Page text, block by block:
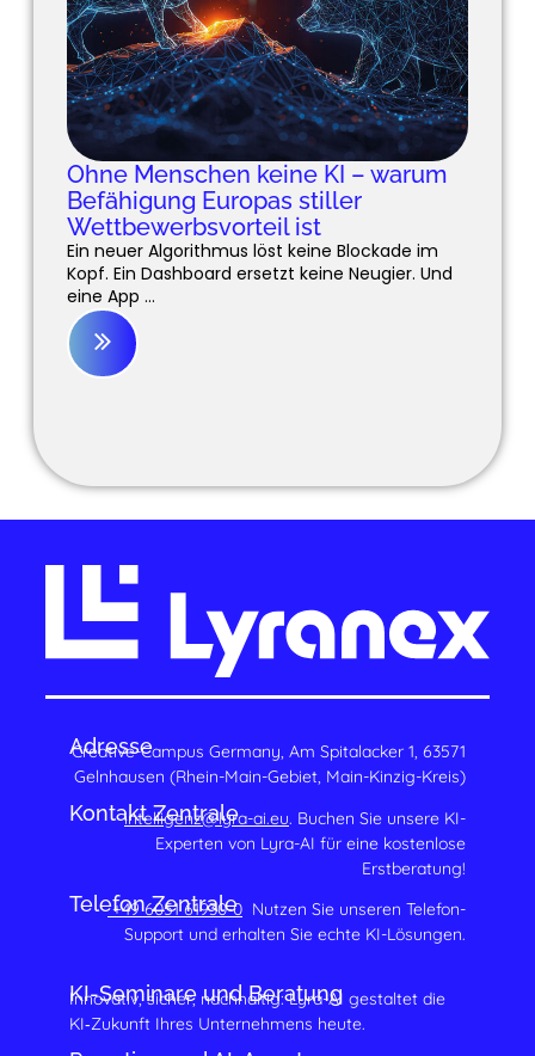
Ohne Menschen keine KI – warum
Befähigung Europas stiller
Wettbewerbsvorteil ist
Ein neuer Algorithmus löst keine Blockade im
Kopf. Ein Dashboard ersetzt keine Neugier. Und
eine App ...
Adresse
Creative-Campus Germany, Am Spitalacker 1, 63571
Gelnhausen (Rhein-Main-Gebiet, Main-Kinzig-Kreis)
Kontakt Zentrale
intelligenz@lyra-ai.eu. Buchen Sie unsere KI-
Experten von Lyra-AI für eine kostenlose
Erstberatung!
Telefon Zentrale
+49 6051 61930-0 Nutzen Sie unseren Telefon-
Support und erhalten Sie echte KI-Lösungen.
KI-Seminare und Beratung
Innovativ, sicher, nachhaltig: Lyra-AI gestaltet die
KI‑Zukunft Ihres Unternehmens heute.